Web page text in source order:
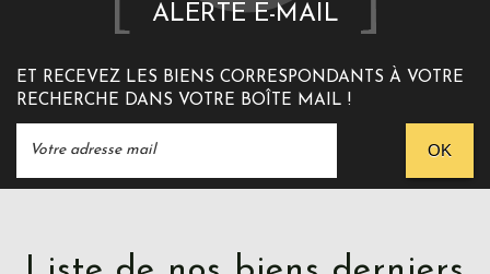
ALERTE E-MAIL
ET RECEVEZ LES BIENS CORRESPONDANTS À VOTRE
RECHERCHE DANS VOTRE BOÎTE MAIL !
OK